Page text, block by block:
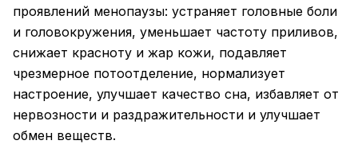
проявлений менопаузы: устраняет головные боли
и головокружения, уменьшает частоту приливов,
снижает красноту и жар кожи, подавляет
чрезмерное потоотделение, нормализует
настроение, улучшает качество сна, избавляет от
нервозности и раздражительности и улучшает
обмен веществ.